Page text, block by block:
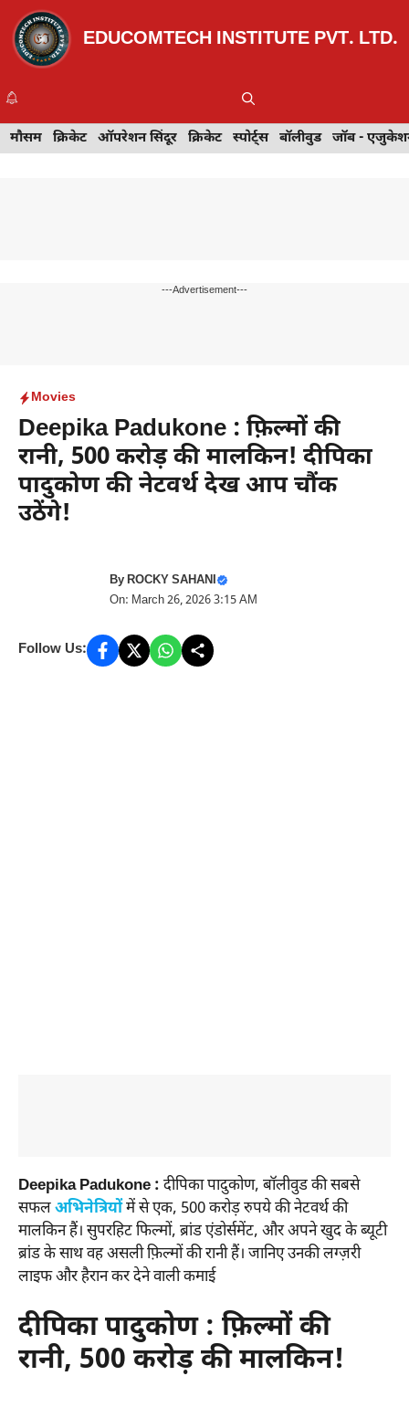
Skip
content
EDUCOMTECH INSTITUTE PVT. LTD.
इवेंट
खेल मेहंदी डिज़ाइन टेक्नोलॉजी ट्रेवल बॉलीवुड जॉब - एजुकेशन
मौसम क्रिकेट ऑपरेशन सिंदूर क्रिकेट स्पोर्ट्स बॉलीवुड जॉब -
---Advertisement---
Movies
Deepika Padukone : फ़िल्मों की
रानी, 500 करोड़ की मालकिन! दीपिका
पादुकोण की नेटवर्थ देख आप चौंक
उठेंगे!
ByROCKY SAHANI
On: March 26, 2026 3:15 AM
Follow Us:
Deepika Padukone : दीपिका पादुकोण, बॉलीवुड की सबसे
सफलअभिनेत्रियोंमें से एक, 500 करोड़ रुपये की नेटवर्थ की
मालकिन हैं। सुपरहिट फिल्मों, ब्रांड एंडोर्समेंट, और अपने खुद के ब्यूटी
ब्रांड के साथ वह असली फ़िल्मों की रानी हैं। जानिए उनकी लग्ज़री
लाइफ और हैरान कर देने वाली कमाई
दीपिका पादुकोण : फ़िल्मों की
रानी, 500 करोड़ की मालकिन!